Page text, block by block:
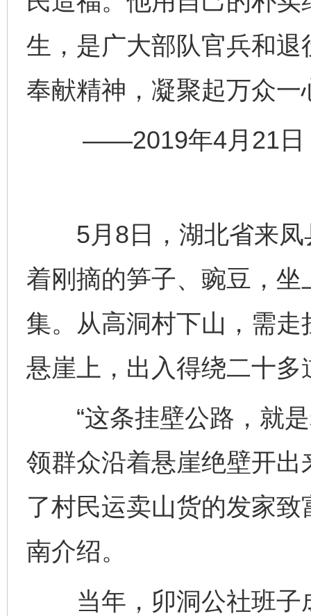
生，是广大部队官兵和
奉献精神，凝聚起万众
——2019年4月21日，
5月8日，湖北省来凤
着刚摘的笋子、豌豆，坐
集。从高洞村下山，需
悬崖上，出入得绕二十多
“这条挂壁公路，就是
领群众沿着悬崖绝壁开
了村民运卖山货的发家
南介绍。
当年，卯洞公社班子